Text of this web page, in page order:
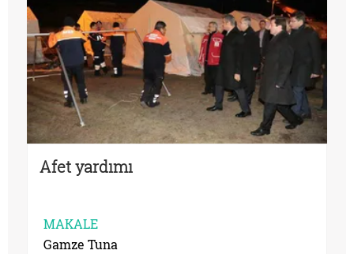
Afet yardımı
MAKALE
Gamze Tuna